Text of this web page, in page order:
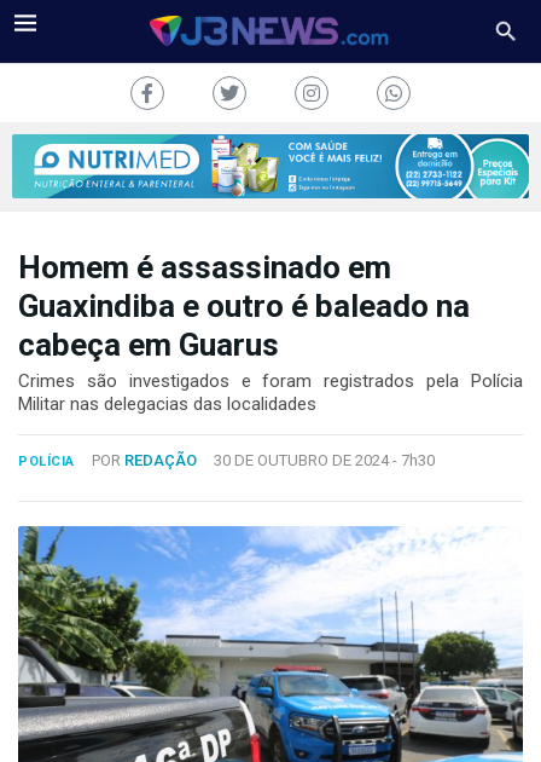
COLUNAS
FALE
CONOSCO
Copyright
2024
Desenvolvido
por
Hesea
Tecnologia
Sistemas
Homem é assassinado em
Guaxindiba e outro é baleado na
cabeça em Guarus
Crimes são investigados e foram registrados pela Polícia
Militar nas delegacias das localidades
POLÍCIA POR REDAÇÃO 30 DE OUTUBRO DE 2024 - 7h30